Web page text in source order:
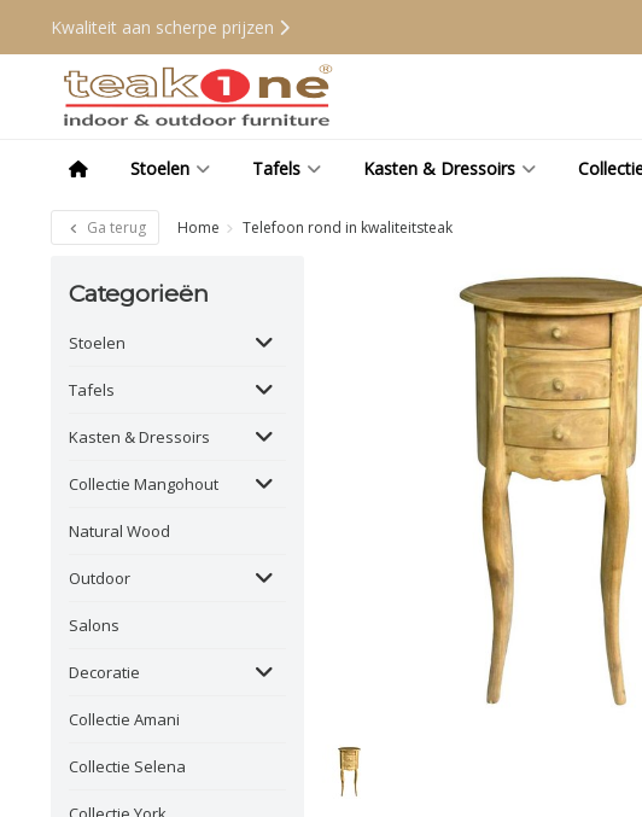
Kwaliteit aan scherpe prijzen
Stoelen Tafels Kasten & Dressoirs
Ga terug Home Telefoon rond in kwaliteitsteak
Categorieën
Stoelen
Tafels
Kasten & Dressoirs
Collectie Mangohout
Natural Wood
Outdoor
Salons
Decoratie
Collectie Amani
Collectie Selena